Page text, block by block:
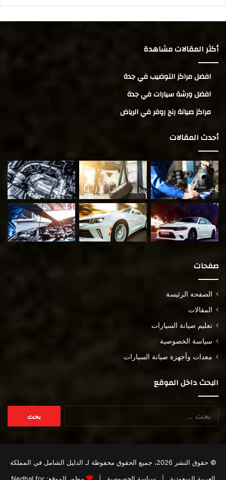
أكثر المقالات مشاهدة
افضل مراكز التوضيب في جدة
افضل ورشة سيارات في جدة
مراكز صيانة رنج روفر في الرياض
أحدث المقالات
صفحات
الصفحة الرئيسة
المقالات
تعليم صيانة السيارات
سياسة الخصوصية
معدات وأجهزة صيانة السيارات
البحث داخل الموقع
© حقوق النشر 2026، جميع الحقوق محفوظة لـ
الدليل الشامل في المملكة
العربية السعودية
سياسة الخصوصية | مطور الموقع:Nedhal for